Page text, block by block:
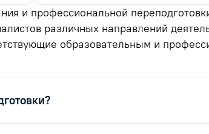
и профессиональной
различных направлений
образовательным и